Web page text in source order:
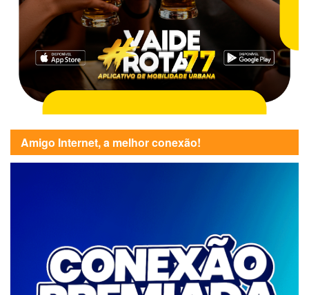
Amigo Internet, a melhor conexão!